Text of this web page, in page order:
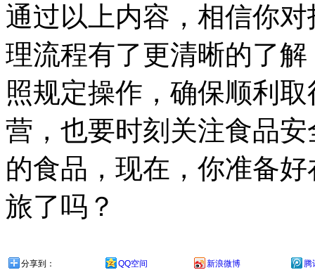
通过以上内容，相信你
理流程有了更清晰的了
照规定操作，确保顺利
营，也要时刻关注食品
的食品，现在，你准备
旅了吗？
分享到： QQ空间 新浪微博 腾